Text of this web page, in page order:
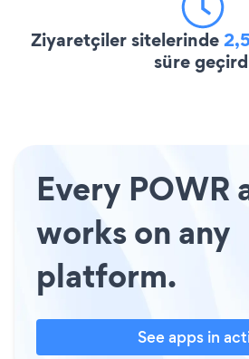
Ziyaretçiler sitelerinde
süre
Every POWR
works on any
platform.
See apps in